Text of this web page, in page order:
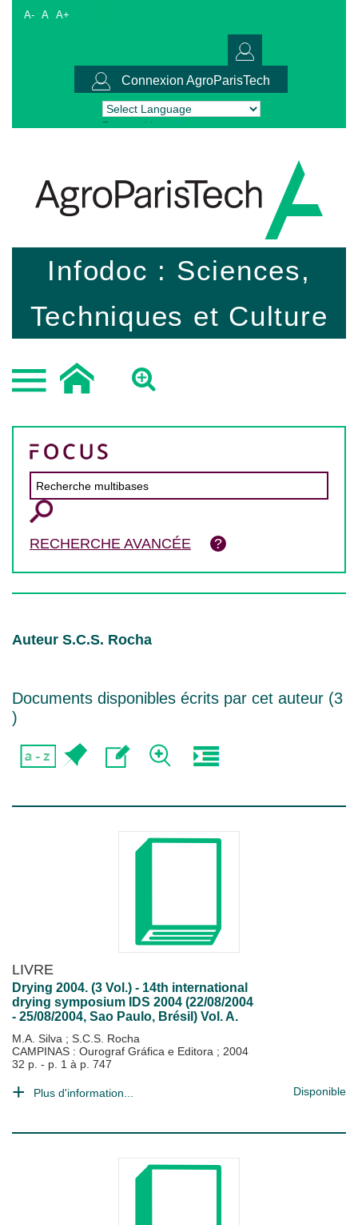
A- A A+
Connexion AgroParisTech
Powered by Translate
Infodoc : Sciences,
Techniques et Culture
RECHERCHE AVANCÉE
Auteur S.C.S. Rocha
Documents disponibles écrits par cet auteur (3
)
LIVRE
Drying 2004. (3 Vol.) - 14th international
drying symposium IDS 2004 (22/08/2004
- 25/08/2004, Sao Paulo, Brésil) Vol. A.
M.A. Silva ; S.C.S. Rocha
CAMPINAS : Ourograf Gráfica e Editora ; 2004
32 p. - p. 1 à p. 747
Plus d'information... Disponible